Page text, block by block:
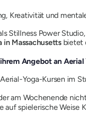
Kreativität und
Stillness Power
in Massachusettsbietet
Angebot an Aerial
Yoga-Kursen im
am Wochenende
auf spielerische Weise